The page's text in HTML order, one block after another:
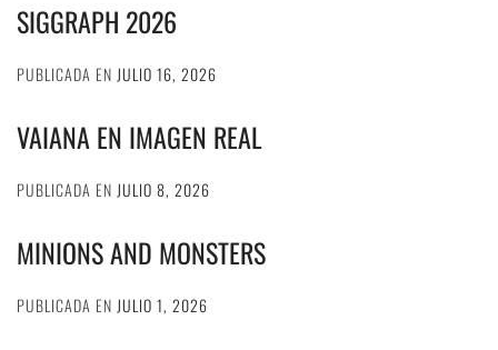
SIGGRAPH 2026
PUBLICADA EN JULIO 16, 2026
VAIANA EN IMAGEN REAL
PUBLICADA EN JULIO 8, 2026
MINIONS AND MONSTERS
PUBLICADA EN JULIO 1, 2026